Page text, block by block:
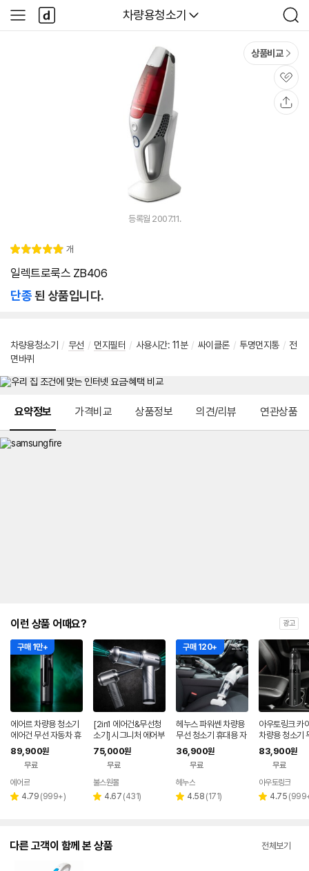
다나와
차량용청소기
검
색
사
이
다
나
와
상품비교
관
심
등록월 2007.11.
별
5.
리
개
일렉트로룩스 ZB406
단종된 상품입니다.
차량용청소기 / 무선 / 먼지필터 / 사용시간: 11분 / 싸이클론 / 투명먼지통 / 전
면바퀴
요약정보 가격비교 상품정보 의견/리뷰 연관상품
이런 상품 어때요? 광고
구매 1만+
에어르 차량용 청소기
에어건 무선 자동차 휴
대용 강력 진공 핸디 차
미니 베놈
89,900원
무료
에어르
별 4.79 리
(999+)
[2in1 에어건&무선청
소기] 시그니처 에어부
스터 차량용청소기 1
4,000pa BLDC 모터
75,000원
무료
불스원몰
별 4.67 리
(431)
구매 120+
헤누스 파워쎈 차량용
무선 청소기 휴대용 자
동차 청소기
36,900원
무료
헤누스
별 4.58 리
(171)
아우토링크 카
차량용 청소기
동차 핸디 휴대
미니 소형 에어
83,900원
무료
페
아우토링크
별 4.75 리
(
다른 고객이 함께 본 상품 전체보기